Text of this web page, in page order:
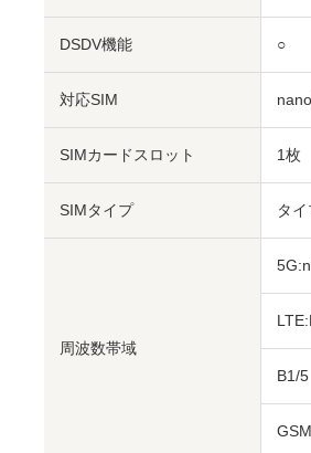
DSDV機能 ○
対応SIM
SIMカードスロット 1枚
SIMタイプ タ
周波数帯域
B1/5